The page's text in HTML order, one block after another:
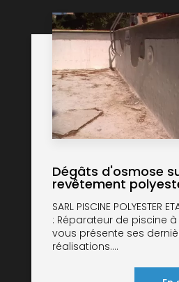
Dégâts d'osmose
revêtement
SARL PISCINE POLYESTER
: Réparateur de piscine
vous présente ses
réalisations....